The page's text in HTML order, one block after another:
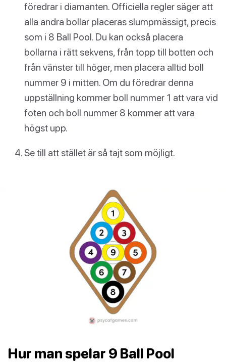
föredrar i diamanten. Officiella regler säger att
alla andra bollar placeras slumpmässigt, precis
som i 8 Ball Pool. Du kan också placera
bollarna i rätt sekvens, från topp till botten och
från vänster till höger, men placera alltid boll
nummer 9 i mitten. Om du föredrar denna
uppställning kommer boll nummer 1 att vara vid
foten och boll nummer 8 kommer att vara
högst upp.
Se till att stället är så tajt som möjligt.
Hur man spelar 9 Ball Pool